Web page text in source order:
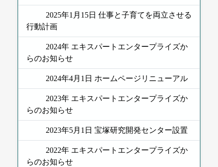
2025年1月15日 仕事と子育てを両立させる
行動計画
2024年 エキスパートエンタープライズか
らのお知らせ
2024年4月1日 ホームページリニューアル
2023年 エキスパートエンタープライズか
らのお知らせ
2023年5月1日 宝塚研究開発センター設置
2022年 エキスパートエンタープライズか
らのお知らせ